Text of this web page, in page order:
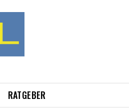
RATGEBER